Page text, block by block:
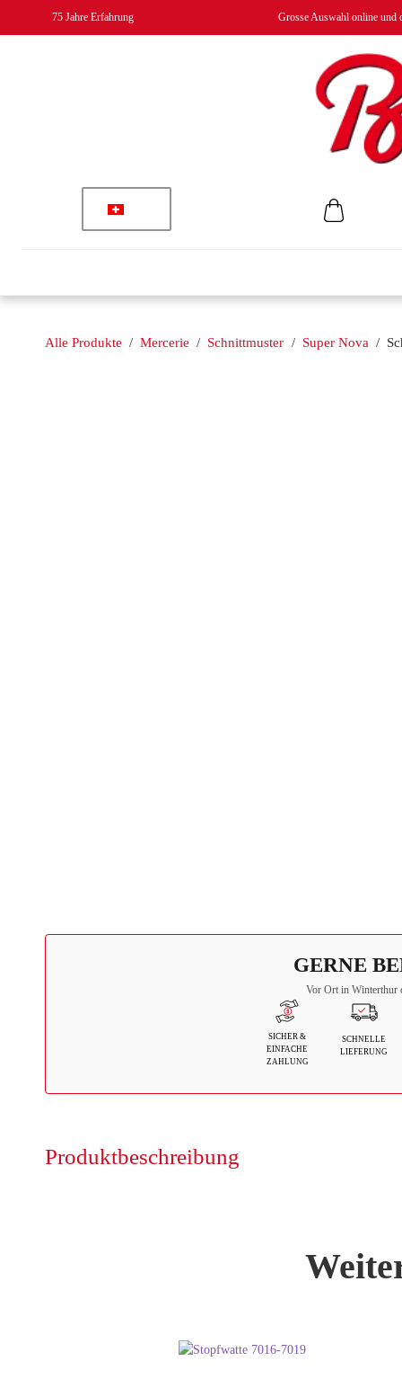
75 Jahre Erfahrung Grosse Auswahl online und
Alle Produkte / Mercerie / Schnittmuster / Super Nova /
GERNE
Vor Ort in Winterthur
SICHER &
EINFACHE
ZAHLUNG
SCHNELLE
LIEFERUNG
Produktbeschreibung